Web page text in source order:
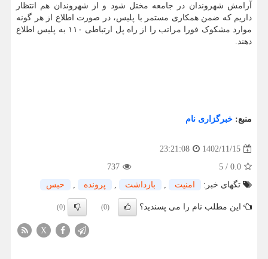
آرامش شهروندان در جامعه مختل شود و از شهروندان هم انتظار
داریم که ضمن همکاری مستمر با پلیس، در صورت اطلاع از هر گونه
موارد مشکوک فورا مراتب را از راه پل ارتباطی ۱۱۰ به پلیس اطلاع
دهند.
منبع: خبرگزاری نام
1402/11/15
23:21:08
0.0
/
5
737
تگهای خبر:
امنیت , بازداشت , پرونده , حبس
این مطلب نام را می پسندید؟ (0)
(0)
X